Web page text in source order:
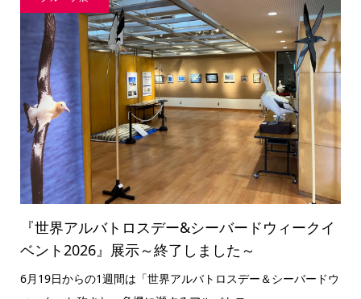
『世界アルバトロスデー&シーバードウィークイ
ベント2026』展示～終了しました～
6月19日からの1週間は「世界アルバトロスデー＆シーバードウ